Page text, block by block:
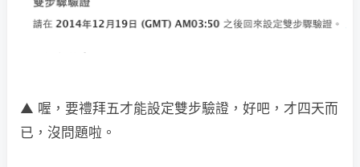
▲ 喔，要禮拜五才能設定雙步驗證，好吧，才四天而
已，沒問題啦。